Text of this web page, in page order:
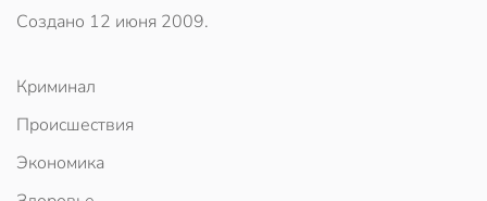
Создано 12 июня 2009.
Криминал
Происшествия
Экономика